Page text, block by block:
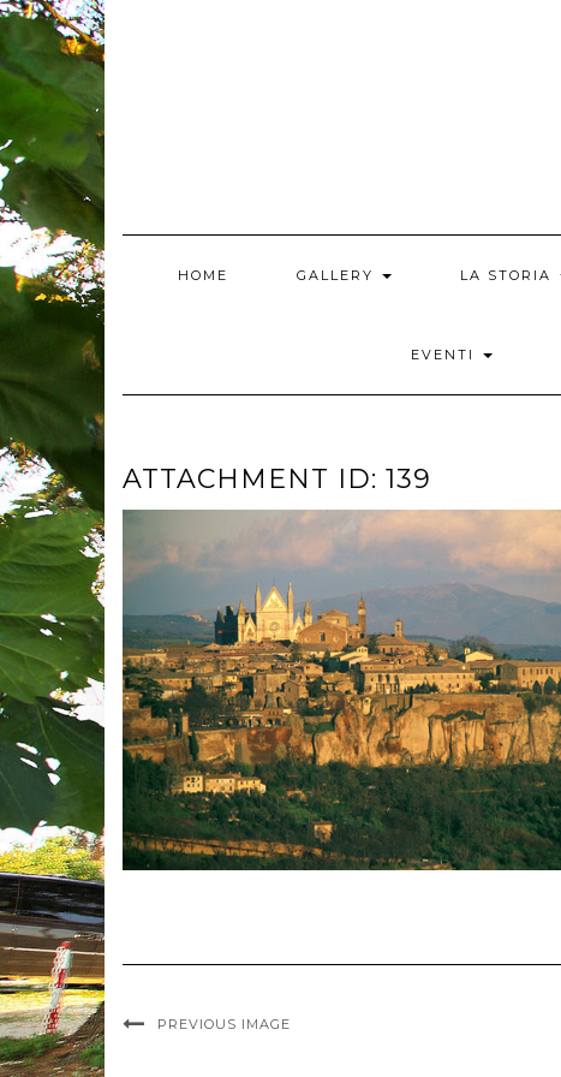
Skip
to
content
HOME GALLERY LA STORIA
EVENTI
ATTACHMENT ID: 139
PREVIOUS IMAGE